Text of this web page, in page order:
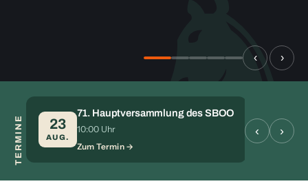
‹ ›
TERMINE 23
AUG.
71. Hauptversammlung des SBOO
10:00 Uhr
Zum Termin
28
AUG.
‹ ›